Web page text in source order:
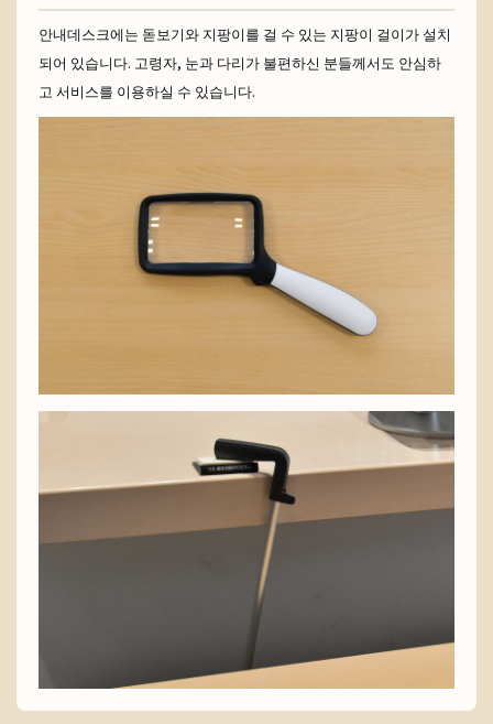
안내데스크에는 돋보기와 지팡이를 걸 수 있는 지팡이 걸이가 설치
되어 있습니다. 고령자, 눈과 다리가 불편하신 분들께서도 안심하
고 서비스를 이용하실 수 있습니다.